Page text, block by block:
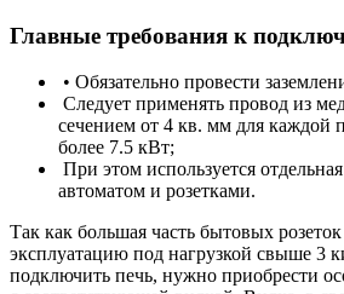
Главные требования к
• Обязательно провести
Следует применять провод из
сечением от 4 кв. мм для
более 7.5 кВт;
При этом используется
автоматом и розетками.
Так как большая часть бытовых
эксплуатацию под нагрузкой свыше 3
подключить печь, нужно приобрести